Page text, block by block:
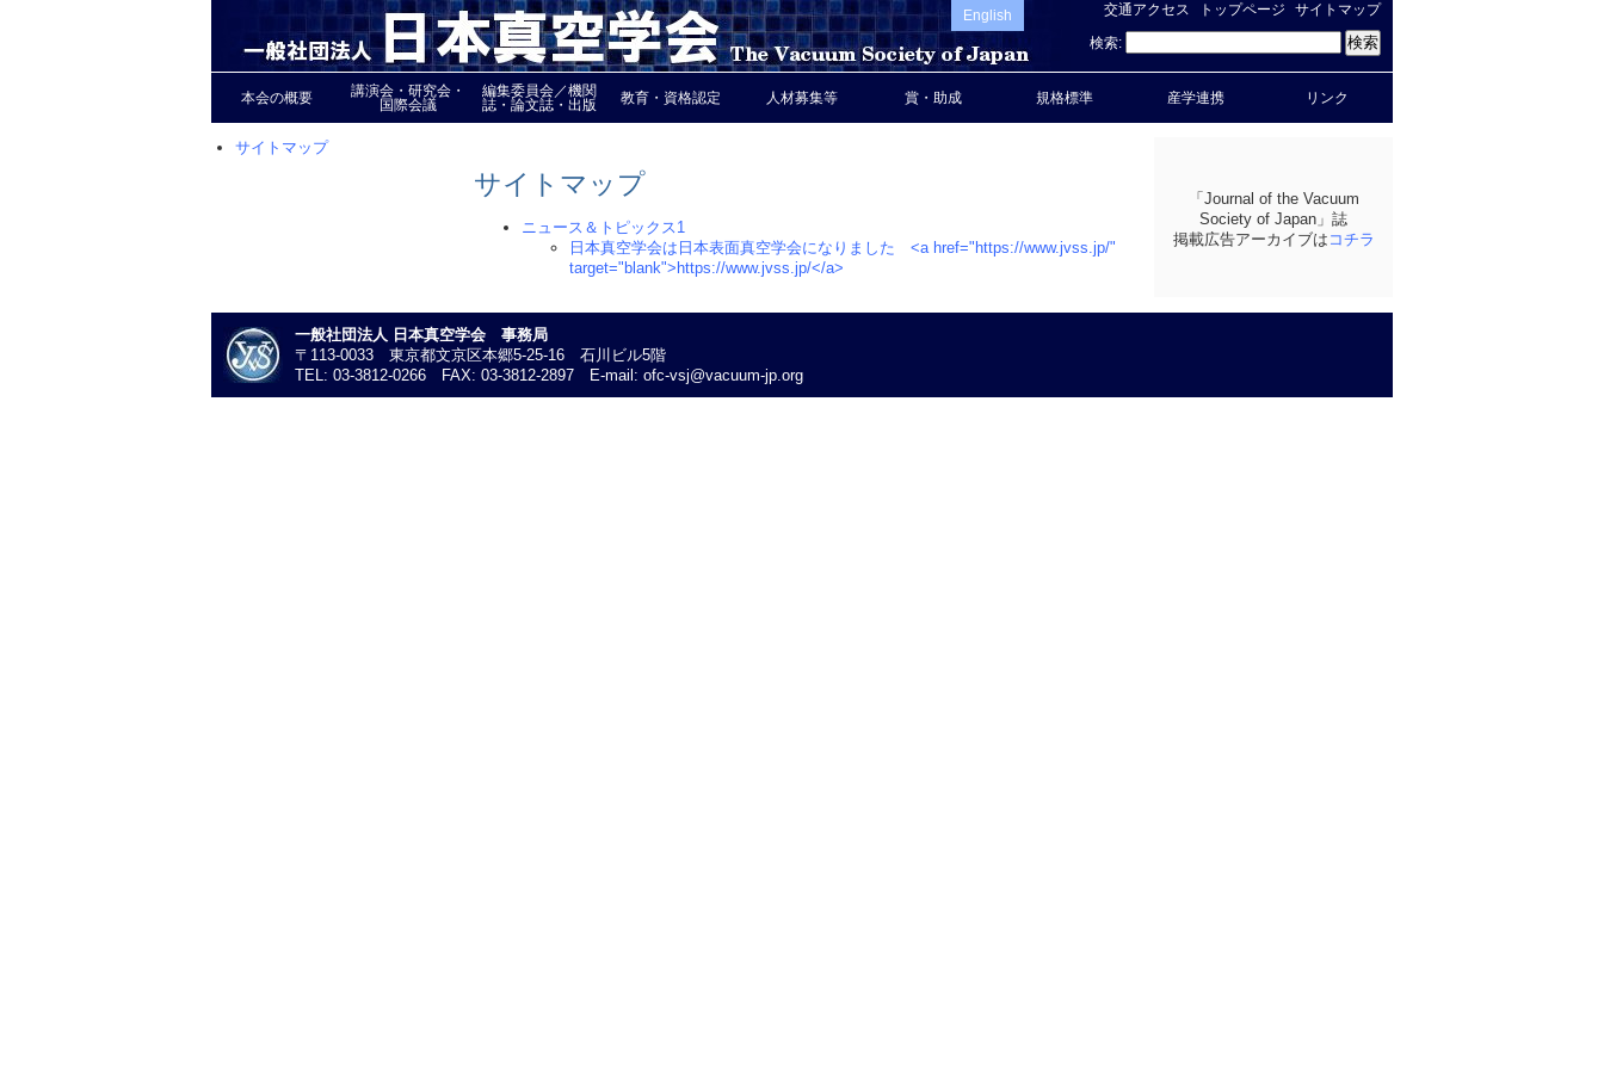
English
検索:
交通アクセス トップページ サイトマップ
本会の概要
講演会・研究会・
国際会議
編集委員会／機関
誌・論文誌・出版
教育・資格認定 人材募集等 賞・助成 規格標準 産学連携 リンク
「Journal of the Vacuum
Society of Japan」誌
掲載広告アーカイブは コチラ
サイトマップ
ニュース＆トピックス1
日本真空学会は日本表面真空学会になりました <a href="https://www.jvss.jp/"
target="blank">https://www.jvss.jp/</a>
サイトマップ
一般社団法人 日本真空学会 事務局
〒113-0033 東京都文京区本郷5-25-16 石川ビル5階
TEL: 03-3812-0266 FAX: 03-3812-2897 E-mail: ofc-vsj@vacuum-jp.org